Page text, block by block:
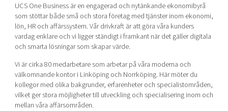
UCS One Business är en engagerad och nytänkande ekonomibyrå
som stöttar både små och stora företag med tjänster inom ekonomi,
lön, HRoch affärssystem. Vår drivkraft är att göra våra kunders
vardag enklare och vi ligger ständigt i framkant när det gäller digitala
och smarta lösningar som skapar värde.
Vi är cirka 80 medarbetare som arbetar på våra moderna och
välkomnande kontor i Linköping och Norrköping. Här möter du
kollegor med olika bakgrunder, erfarenheter och specialistområden,
vilket ger stora möjligheter tillutveckling och specialiseringinom och
mellan våra affärsområden.